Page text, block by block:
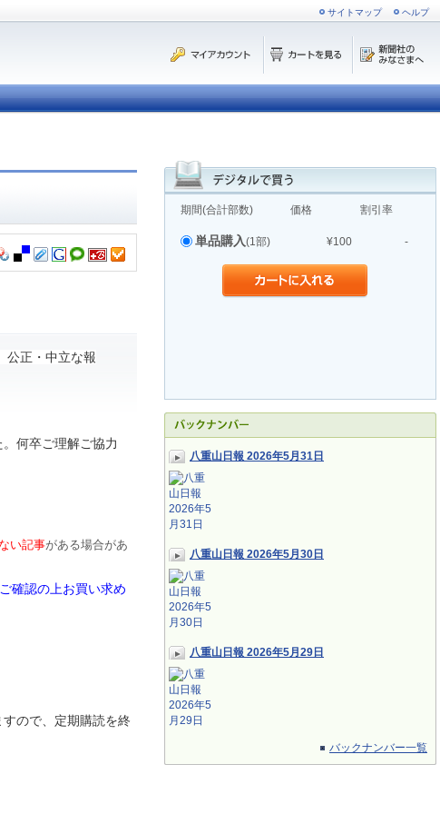
サイトマップ ヘルプ
期間(合計部数) 価格 割引率
単品購入(1部) ¥100 -
八重山日報 2026年5月31日
八重山日報 2026年5月30日
八重山日報 2026年5月29日
バックナンバー一覧
公正・中立な報
何卒ご理解ご協力
い記事がある場合があ
確認の上お買い求め
すので、定期購読を終